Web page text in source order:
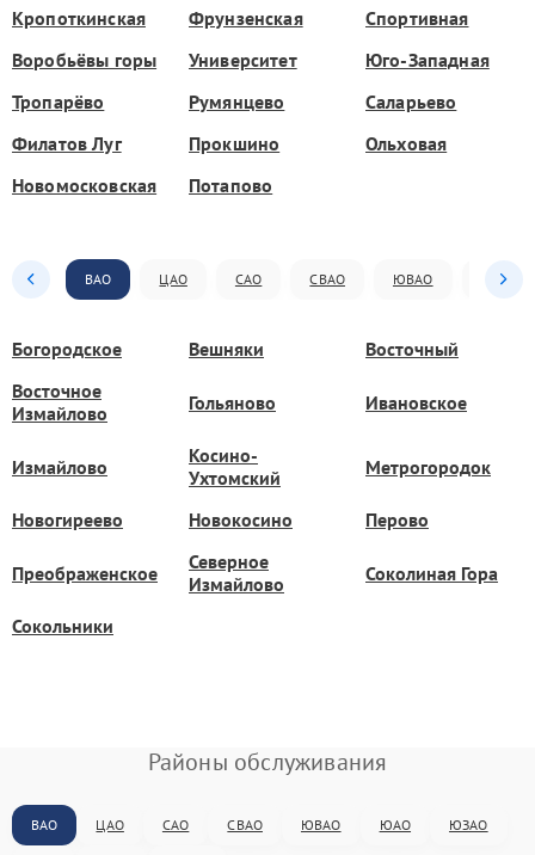
Кропоткинская Фрунзенская
Спортивная
Воробьёвы горы
Университет
Юго-Западная
Тропарёво
Румянцево
Саларьево
Филатов Луг
Прокшино
Ольховая
Новомосковская
Потапово
ВАО ЦАО САО СВАО ЮВАО ЮАО
Богородское Вешняки
Восточный
Восточное
Измайлово
Гольяново Ивановское
Измайлово
Косино-
Ухтомский
Метрогородок
Новогиреево Новокосино Перово
Преображенское
Северное
Измайлово
Соколиная Гора
Сокольники
Районы обслуживания
ВАО ЦАО САО СВАО ЮВАО ЮАО ЮЗАО